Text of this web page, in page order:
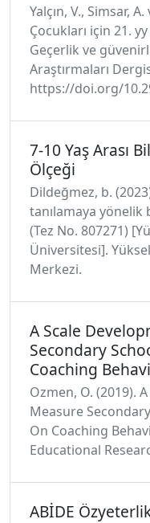
Yalçın, V., Simsar,
Çocukları için 21.
Geçerlik ve
Araştırmaları
https://doi.org/
7-10 Yaş Arası
Ölçeği
Dildeğmez, b.
tanılamaya yönelik
(Tez No. 807271)
Üniversitesi].
Merkezi.
A Scale
Secondary
Coaching
Ozmen, O. (2019).
Measure
On Coaching
Educational
ABİDE